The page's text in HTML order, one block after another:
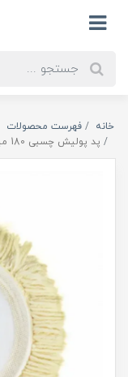
خانه
فهرست محصولات
پد پولیش چسبی 180 میلی متری مدل RH-3518 رونیکس